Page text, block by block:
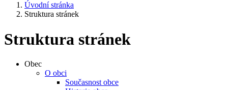
Úvodní stránka
Struktura stránek
Struktura stránek
Obec
O obci
Současnost obce